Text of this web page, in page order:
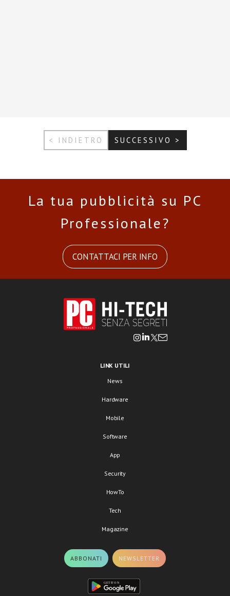
< INDIETRO SUCCESSIVO >
La tua pubblicità su PC
Professionale?
CONTATTACI PER INFO
LINK UTILI
News
Hardware
Mobile
Software
App
Security
HowTo
Tech
Magazine
ABBONATI NEWSLETTER